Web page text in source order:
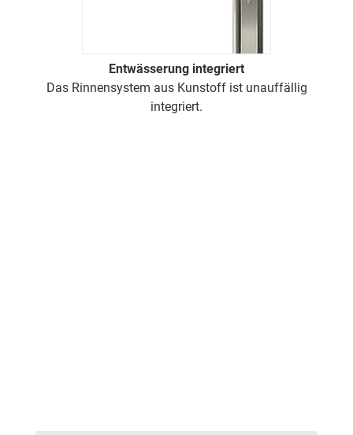
Entwässerung integriert
Das Rinnensystem aus Kunstoff ist unauffällig
integriert.